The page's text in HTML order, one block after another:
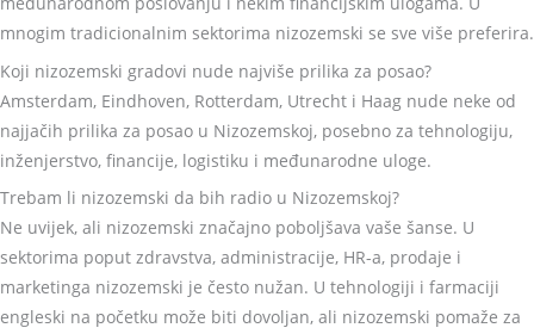
mnogim tradicionalnim sektorima nizozemski se sve više preferira.
Koji nizozemski gradovi nude najviše prilika za posao?
Amsterdam, Eindhoven, Rotterdam, Utrecht i Haag nude neke od
najjačih prilika za posao u Nizozemskoj, posebno za tehnologiju,
inženjerstvo, financije, logistiku i međunarodne uloge.
Trebam li nizozemski da bih radio u Nizozemskoj?
Ne uvijek, ali nizozemski značajno poboljšava vaše šanse. U
sektorima poput zdravstva, administracije, HR-a, prodaje i
marketinga nizozemski je često nužan. U tehnologiji i farmaciji
engleski na početku može biti dovoljan, ali nizozemski pomaže za